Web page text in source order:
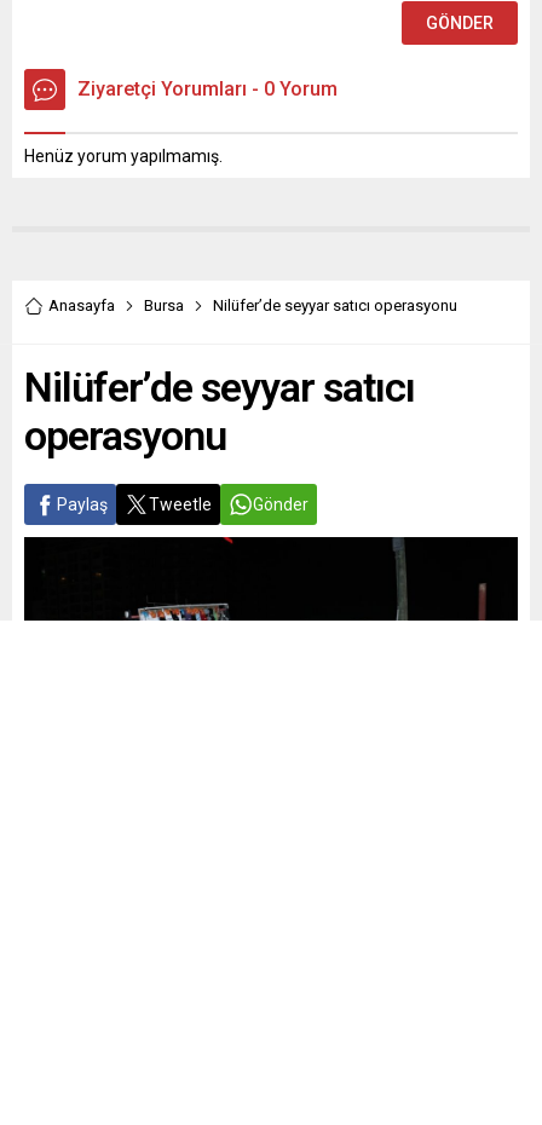
Ziyaretçi Yorumları - 0 Yorum
Henüz yorum yapılmamış.
Anasayfa Bursa Nilüfer’de seyyar satıcı operasyonu
Nilüfer’de seyyar satıcı
operasyonu
Paylaş Tweetle Gönder